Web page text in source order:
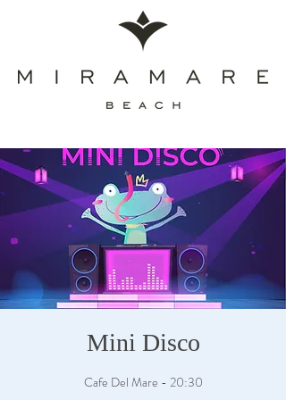
Mini Disco
Cafe Del Mare - 20:30